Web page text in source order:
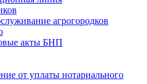
агрогородков
акты БНП
от уплаты нотариального